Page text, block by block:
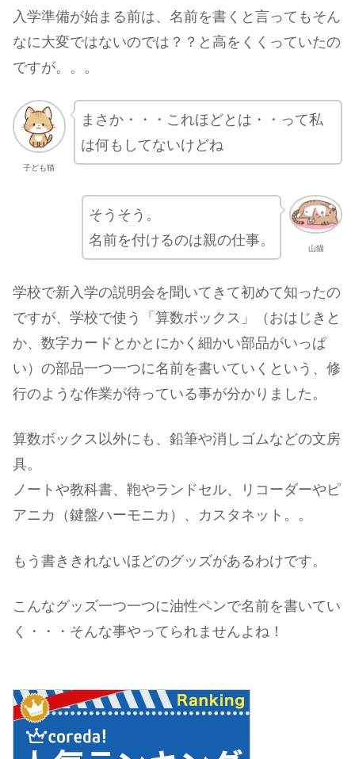
入学準備が始まる前は、名前を書くと言ってもそん
なに大変ではないのでは？？と高をくくっていたの
ですが。。。
子ども猫
まさか・・・これほどとは・・って私
は何もしてないけどね
山猫
そうそう。
名前を付けるのは親の仕事。
学校で新入学の説明会を聞いてきて初めて知ったの
ですが、学校で使う「算数ボックス」（おはじきと
か、数字カードとかとにかく細かい部品がいっぱ
い）の部品一つ一つに名前を書いていくという、修
行のような作業が待っている事が分かりました。
算数ボックス以外にも、鉛筆や消しゴムなどの文房
具。
ノートや教科書、鞄やランドセル、リコーダーやピ
アニカ（鍵盤ハーモニカ）、カスタネット。。
もう書ききれないほどのグッズがあるわけです。
こんなグッズ一つ一つに油性ペンで名前を書いてい
く・・・そんな事やってられませんよね！